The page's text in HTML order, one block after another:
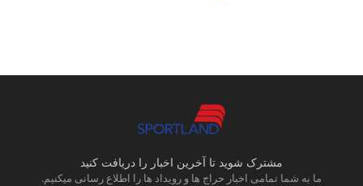
مشترک شوید تا آخرین اخبار را دریافت کنید
ما به شما تمامی اخبار حراج ها و رویداد ها را اطلاع رسانی میکنیم.